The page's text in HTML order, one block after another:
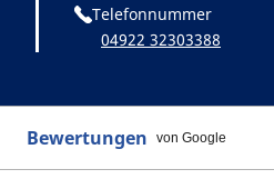
Telefonnummer
04922 32303388
Bewertungen von Google